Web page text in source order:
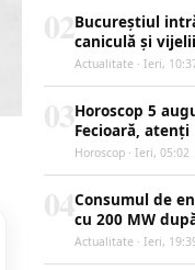
Bucureștiul
caniculă și
Actualitate · Ieri,
Horoscop 5
Fecioară,
Horoscop · Ieri, 05:02
Consumul de
cu 200 MW
Actualitate · Ieri,